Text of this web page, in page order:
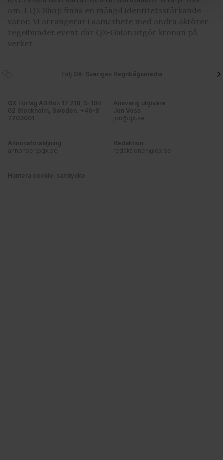
och annonserna till användarna, tillhandahålla funktioner
för sociala medier och analysera vår trafik. Vi
vidarebefordrar även sådana identifierare och annan
information från din enhet till de sociala medier och
information som du har tillhandahållit eller som de har
våra cookies vid fortsatt användande av vår webbplats.
om. I QX Shop finns en mängd identitetsstärkande
varor. Vi arrangerar i samarbete med andra aktörer
regelbundet event där QX-Galan utgör kronan på
verket.
Följ QX-Sveriges Regnbågsmedia
QX Förlag AB Box 17 218, S-104
62 Stockholm, Sweden. +46-8
7203001
Ansvarig utgivare
Jon Voss
jon@qx.se
Annonsförsäljning
annonser@qx.se
Redaktion
redaktionen@qx.se
Hantera cookie-samtycke